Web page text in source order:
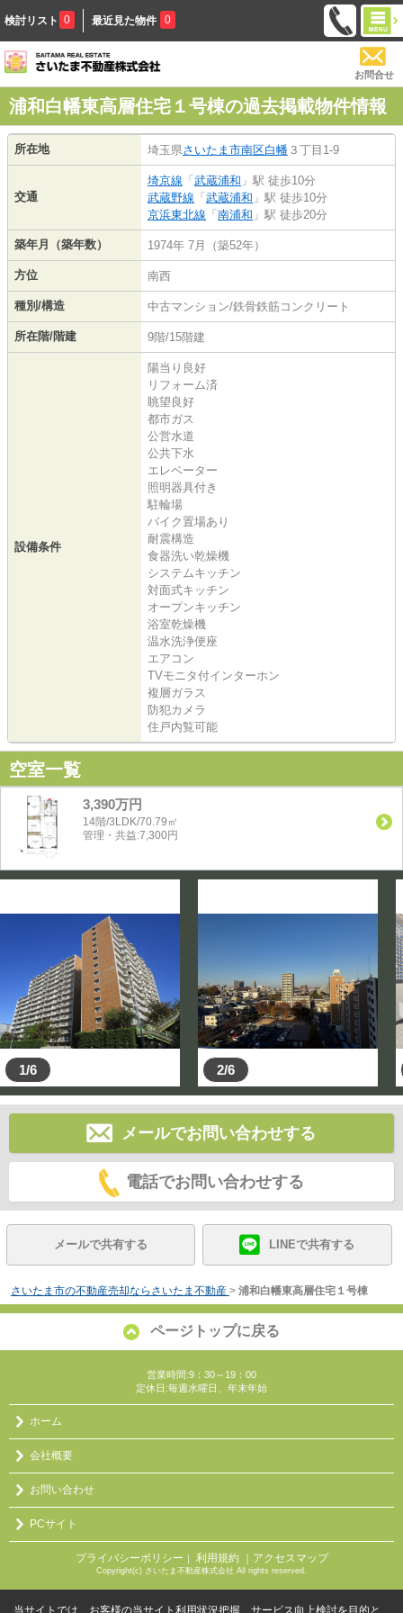
検討リスト 0 最近見た物件 0
お問合せ
浦和白幡東高層住宅１号棟の過去掲載物件情報
所在地 埼玉県さいたま市南区白幡 ３丁目1-9
交通
埼京線 「 武蔵浦和 」駅 徒歩10分
武蔵野線 「 武蔵浦和 」駅 徒歩10分
京浜東北線 「 南浦和 」駅 徒歩20分
築年月（築年数） 1974年 7月（築52年）
方位 南西
種別/構造 中古マンション/鉄骨鉄筋コンクリート
所在階/階建 9階/15階建
設備条件
陽当り良好
リフォーム済
眺望良好
都市ガス
公営水道
公共下水
エレベーター
照明器具付き
駐輪場
バイク置場あり
耐震構造
食器洗い乾燥機
システムキッチン
対面式キッチン
オープンキッチン
浴室乾燥機
温水洗浄便座
エアコン
TVモニタ付インターホン
複層ガラス
防犯カメラ
住戸内覧可能
空室一覧
3,390万円
14階/3LDK/70.79㎡
管理・共益:7,300円
1/6 2/6
メールでお問い合わせする
電話でお問い合わせする
メールで共有する LINEで共有する
さいたま市の不動産売却ならさいたま不動産 > 浦和白幡東高層住宅１号棟
ページトップに戻る
営業時間:9：30～19：00
定休日:毎週水曜日、年末年始
ホーム
会社概要
お問い合わせ
PCサイト
プライバシーポリシー ｜ 利用規約 ｜アクセスマップ
Copyright(c) さいたま不動産株式会社 All rights reserved.
当サイトでは、お客様の当サイト利用状況把握、サービス向上検討を目的と